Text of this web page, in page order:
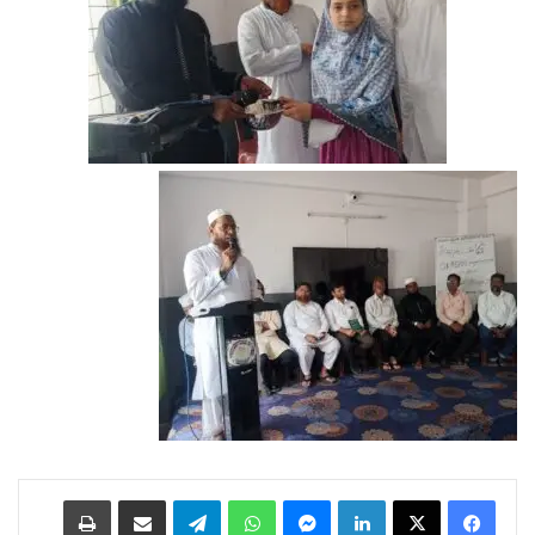
LinkedIn
WhatsApp
Telegram